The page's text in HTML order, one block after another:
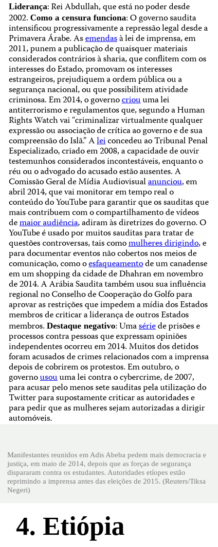
Liderança: Rei Abdullah, que está no poder desde
2002. Como a censura funciona: O governo saudita
intensificou progressivamente a repressão legal desde a
Primavera Árabe. Asemendasà lei de imprensa, em
2011, punem a publicação de quaisquer materiais
considerados contrários à sharia, que conflitem com os
interesses do Estado, promovam os interesses
estrangeiros, prejudiquem a ordem pública ou a
segurança nacional, ou que possibilitem atividade
criminosa. Em 2014, o governocriouuma lei
antiterrorismo e regulamentos que, segundo a Human
Rights Watch vai “criminalizar virtualmente qualquer
expressão ou associação de crítica ao governo e de sua
compreensão do Islã.” Aleiconcedeu ao Tribunal Penal
Especializado, criado em 2008, a capacidade de ouvir
testemunhos considerados incontestáveis, enquanto o
réu ou o advogado do acusado estão ausentes. A
Comissão Geral de Mídia Audiovisualanunciou, em
abril 2014, que vai monitorar em tempo real o
conteúdo do YouTube para garantir que os sauditas que
mais contribuem com o compartilhamento de vídeos
demaior audiência, adiram às diretrizes do governo. O
YouTube é usado por muitos sauditas para tratar de
questões controversas, tais comomulheres dirigindo, e
para documentar eventos não cobertos nos meios de
comunicação, como oesfaqueamentode um canadense
em um shopping da cidade de Dhahran em novembro
de 2014. A Arábia Saudita também usou sua influência
regional no Conselho de Cooperação do Golfo para
aprovar as restrições que impedem a mídia dos Estados
membros de criticar a liderança de outros Estados
membros. Destaque negativo: Umasériede prisões e
processos contra pessoas que expressam opiniões
independentes ocorreu em 2014. Muitos dos detidos
foram acusados de crimes relacionados com a imprensa
depois de cobrirem os protestos. Em outubro, o
governousouuma lei contra o cybercrime, de 2007,
para acusar pelo menos sete sauditas pela utilização do
Twitter para supostamente criticar as autoridades e
para pedir que as mulheres sejam autorizadas a dirigir
automóveis.
Manifestantes reunidos em Adis Abeba pedem mais democracia e
justiça, em maio de 2014, depois que as forças de segurança
dispararam contra os estudantes. Autoridades etíopes estão
reprimindo a imprensa antes das eleições de 2015. (Reuters/Tiksa
Negeri)
4. Etiópia